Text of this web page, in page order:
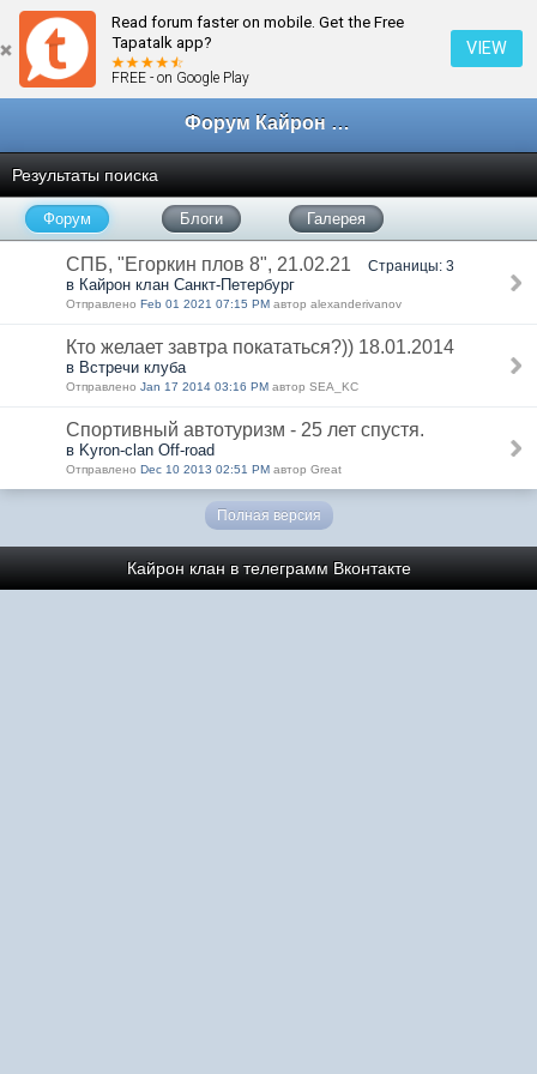
Read forum faster on mobile. Get the Free
Tapatalk app?
FREE - on Google Play
VIEW
Форум Кайрон клана
Результаты поиска
Форум Блоги Галерея
СПБ, "Егоркин плов 8", 21.02.21 Страницы: 3
в Кайрон клан Санкт-Петербург
Отправлено Feb 01 2021 07:15 PM автор alexanderivanov
Кто желает завтра покататься?)) 18.01.2014
в Встречи клуба
Отправлено Jan 17 2014 03:16 PM автор SEA_KC
Спортивный автотуризм - 25 лет спустя.
в Kyron-clan Off-road
Отправлено Dec 10 2013 02:51 PM автор Great
Полная версия
Кайрон клан в телеграмм Вконтакте